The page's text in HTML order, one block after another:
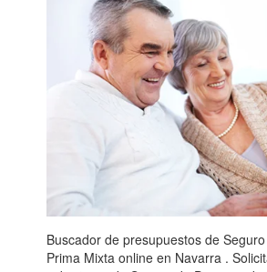
Buscador de presupuestos de
Prima Mixta online en Navarra .